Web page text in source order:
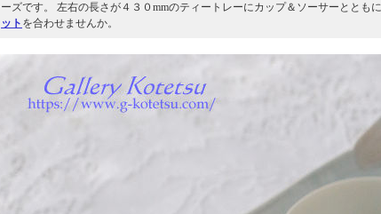
ーズです。 左右の長さが４３０mmのティートレーにカップ＆ソーサーととも
ット を合わせませんか。